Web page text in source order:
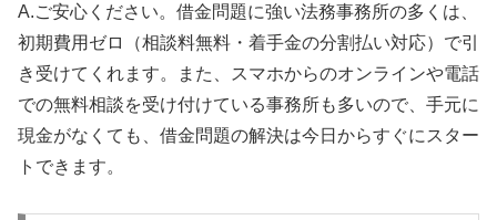
A.ご安心ください。借金問題に強い法務事務所の多くは、
初期費用ゼロ（相談料無料・着手金の分割払い対応）で引
き受けてくれます。また、スマホからのオンラインや電話
での無料相談を受け付けている事務所も多いので、手元に
現金がなくても、借金問題の解決は今日からすぐにスター
トできます。